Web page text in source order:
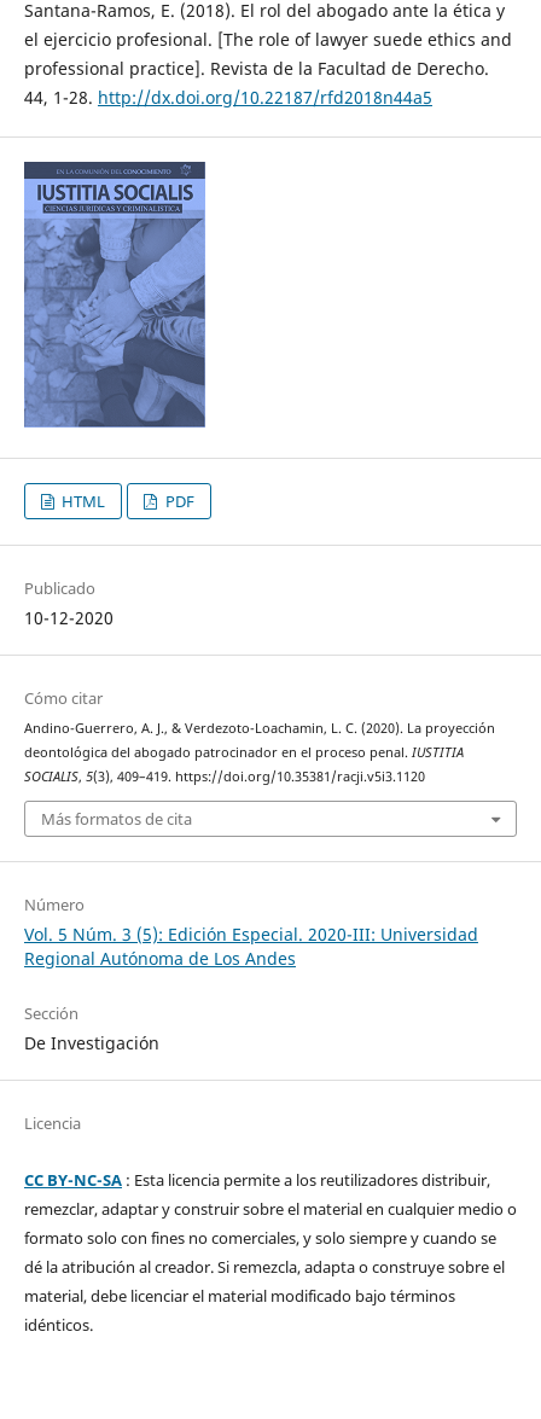
Santana-Ramos, E. (2018). El rol del abogado ante la ética y
el ejercicio profesional. [The role of lawyer suede ethics and
professional practice]. Revista de la Facultad de Derecho.
44, 1-28. http://dx.doi.org/10.22187/rfd2018n44a5
HTML PDF
Publicado
10-12-2020
Cómo citar
Andino-Guerrero, A. J., & Verdezoto-Loachamin, L. C. (2020). La proyección
deontológica del abogado patrocinador en el proceso penal. IUSTITIA
SOCIALIS, 5(3), 409–419. https://doi.org/10.35381/racji.v5i3.1120
Más formatos de cita
Número
Vol. 5 Núm. 3 (5): Edición Especial. 2020-III: Universidad
Regional Autónoma de Los Andes
Sección
De Investigación
Licencia
CC BY-NC-SA: Esta licencia permite a los reutilizadores distribuir,
remezclar, adaptar y construir sobre el material en cualquier medio o
formato solo con fines no comerciales, y solo siempre y cuando se
dé la atribución al creador. Si remezcla, adapta o construye sobre el
material, debe licenciar el material modificado bajo términos
idénticos.